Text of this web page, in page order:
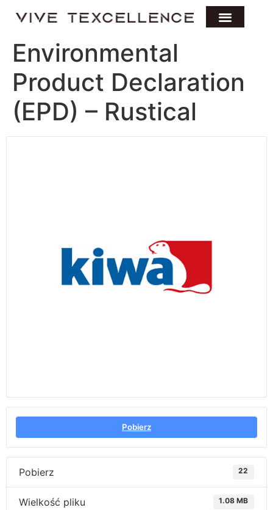
Environmental
Product Declaration
(EPD) – Rustical
Pobierz
Pobierz 22
Wielkość pliku 1.08 MB